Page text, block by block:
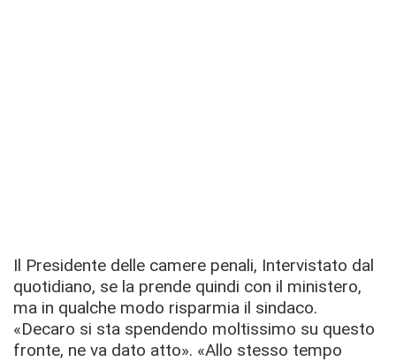
Il Presidente delle camere penali, Intervistato dal
quotidiano, se la prende quindi con il ministero,
ma in qualche modo risparmia il sindaco.
«Decaro si sta spendendo moltissimo su questo
fronte, ne va dato atto». «Allo stesso tempo